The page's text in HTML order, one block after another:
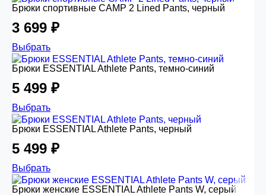
Брюки спортивные CAMP 2 Lined Pants, черный
3 699 ₽
Выбрать
Брюки ESSENTIAL Athlete Pants, темно-синий
5 499 ₽
Выбрать
Брюки ESSENTIAL Athlete Pants, черный
5 499 ₽
Выбрать
Брюки женские ESSENTIAL Athlete Pants W, серый